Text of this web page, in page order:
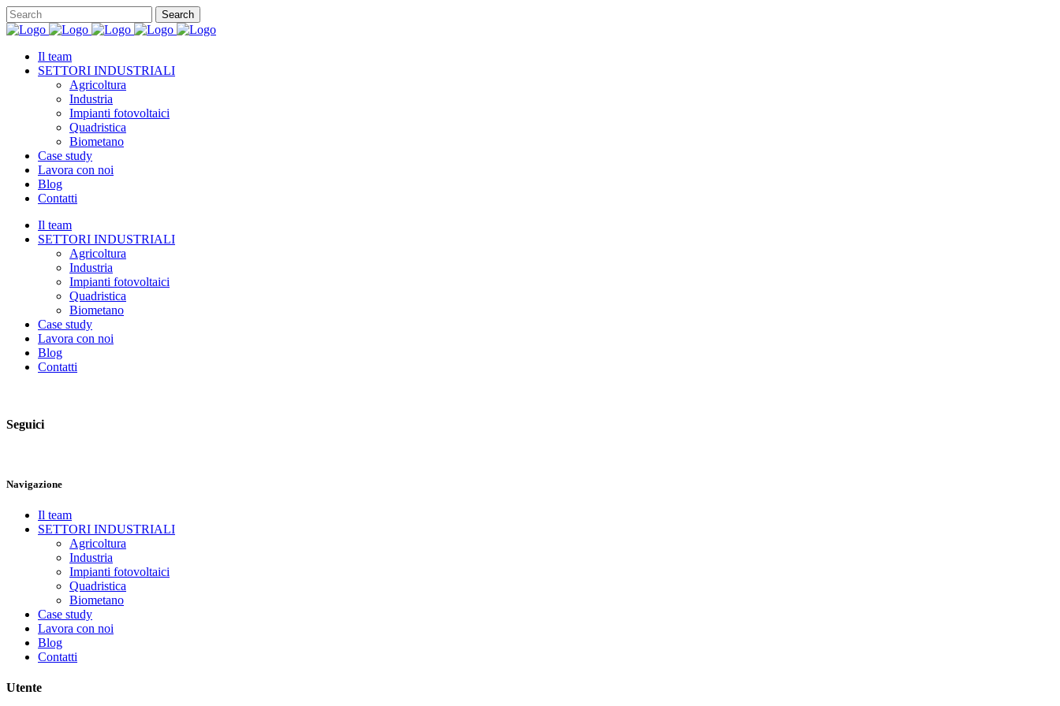
Il team
SETTORI INDUSTRIALI
Agricoltura
Industria
Impianti fotovoltaici
Quadristica
Biometano
Case study
Lavora con noi
Blog
Contatti
Il team
SETTORI INDUSTRIALI
Agricoltura
Industria
Impianti fotovoltaici
Quadristica
Biometano
Case study
Lavora con noi
Blog
Contatti
Seguici
Navigazione
Il team
SETTORI INDUSTRIALI
Agricoltura
Industria
Impianti fotovoltaici
Quadristica
Biometano
Case study
Lavora con noi
Blog
Contatti
Utente